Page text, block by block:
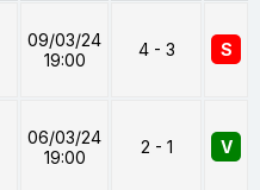
09/03/24
19:00
4 - 3 S
06/03/24
19:00
2 - 1 V